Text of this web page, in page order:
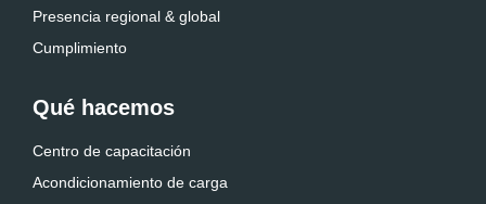
Presencia regional & global
Cumplimiento
Qué hacemos
Centro de capacitación
Acondicionamiento de carga